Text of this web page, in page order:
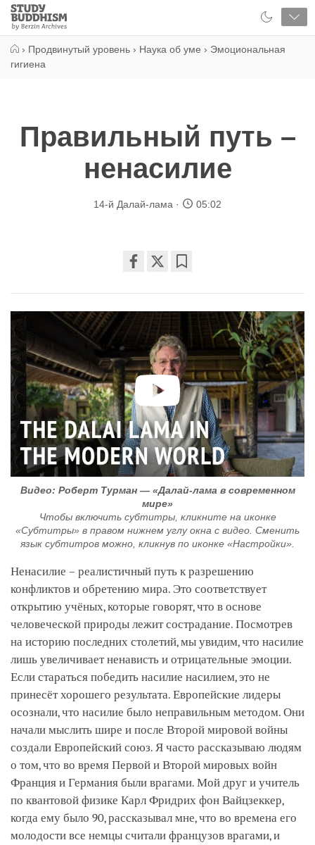
Close
Study
Buddhism
› Продвинутый уровень › Наука об уме › Эмоциональная
гигиена
Правильный путь –
ненасилие
14-й Далай-лама 05:02
on
facebook
Видео: Роберт Турман — «Далай-лама в современном
мире»
Чтобы включить субтитры, кликните на иконке
«Субтитры» в правом нижнем углу окна с видео. Сменить
язык субтитров можно, кликнув по иконке «Настройки».
Ненасилие – реалистичный путь к разрешению
конфликтов и обретению мира. Это соответствует
открытию учёных, которые говорят, что в основе
человеческой природы лежит сострадание. Посмотрев
на историю последних столетий, мы увидим, что насилие
лишь увеличивает ненависть и отрицательные эмоции.
Если стараться победить насилие насилием, это не
принесёт хорошего результата. Европейские лидеры
осознали, что насилие было неправильным методом. Они
начали мыслить шире и после Второй мировой войны
создали Европейский союз. Я часто рассказываю людям
о том, что во время Первой и Второй мировых войн
Франция и Германия были врагами. Мой друг и учитель
по квантовой физике Карл Фридрих фон Вайцзеккер,
когда ему было 90, рассказывал мне, что во времена его
молодости все немцы считали французов врагами, и